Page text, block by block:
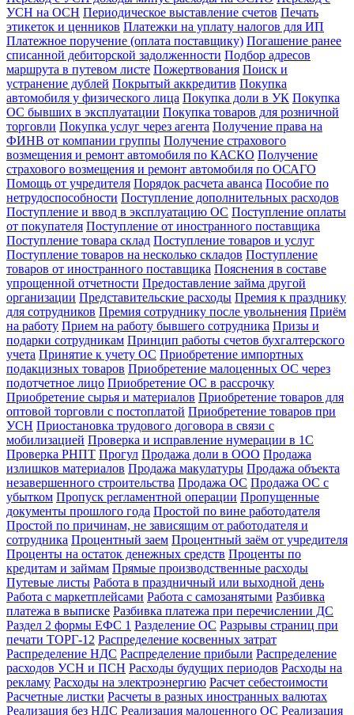
УСН на ОСН Периодическое выставление счетов Печать
этикеток и ценников Платежки на уплату налогов для ИП
Платежное поручение (оплата поставщику) Погашение ранее
списанной дебиторской задолженности Подбор адресов
маршрута в путевом листе Пожертвования Поиск и
устранение дублей Покрытый аккредитив Покупка
автомобиля у физического лица Покупка доли в УК Покупка
ОС бывших в эксплуатации Покупка товаров для розничной
торговли Покупка услуг через агента Получение права на
ФИНВ от компании группы Получение страхового
возмещения и ремонт автомобиля по КАСКО Получение
страхового возмещения и ремонт автомобиля по ОСАГО
Помощь от учредителя Порядок расчета аванса Пособие по
нетрудоспособности Поступление дополнительных расходов
Поступление и ввод в эксплуатацию ОС Поступление оплаты
от покупателя Поступление от иностранного поставщика
Поступление товара склад Поступление товаров и услуг
Поступление товаров на несколько складов Поступление
товаров от иностранного поставщика Пояснения в составе
упрощенной отчетности Предоставление займа другой
организации Представительские расходы Премия к празднику
для сотрудников Премия сотруднику после увольнения Приём
на работу Прием на работу бывшего сотрудника Призы и
подарки сотрудникам Принцип работы счетов бухгалтерского
учета Принятие к учету ОС Приобретение импортных
подакцизных товаров Приобретение малоценных ОС через
подотчетное лицо Приобретение ОС в рассрочку
Приобретение сырья и материалов Приобретение товаров для
оптовой торговли с постоплатой Приобретение товаров при
УСН Приостановка трудового договора в связи с
мобилизацией Проверка и исправление нумерации в 1С
Проверка РНПТ Прогул Продажа доли в ООО Продажа
излишков материалов Продажа макулатуры Продажа объекта
незавершенного строительства Продажа ОС Продажа ОС с
убытком Пропуск регламентной операции Пропущенные
документы прошлого года Простой по вине работодателя
Простой по причинам, не зависящим от работодателя и
сотрудника Процентный заем Процентный заём от учредителя
Проценты на остаток денежных средств Проценты по
кредитам и займам Прямые производственные расходы
Путевые листы Работа в праздничный или выходной день
Работа с маркетплейсами Работа с самозанятыми Разбивка
платежа в выписке Разбивка платежа при перечислении ДС
Раздел 2 формы ЕФС 1 Разделение ОС Разрывы страниц при
печати ТОРГ-12 Распределение косвенных затрат
Распределение НДС Распределение прибыли Распределение
расходов УСН и ПСН Расходы будущих периодов Расходы на
рекламу Расходы на электроэнергию Расчет себестоимости
Расчетные листки Расчеты в разных иностранных валютах
Реализация без НДС Реализация малоценного ОС Реализация